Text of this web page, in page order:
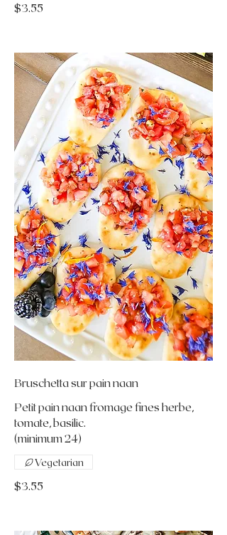
$3.55
Bruschetta sur pain naan
Petit pain naan fromage fines herbe,
tomate, basilic.
(minimum 24)
$3.55
Vegetarian